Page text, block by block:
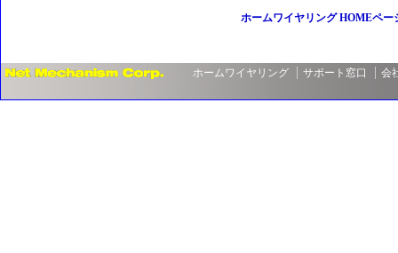
ホームワイヤリング HOMEペー
ホームワイヤリング サポート窓口 会